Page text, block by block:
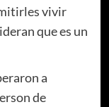
vivir
que es un
a
de